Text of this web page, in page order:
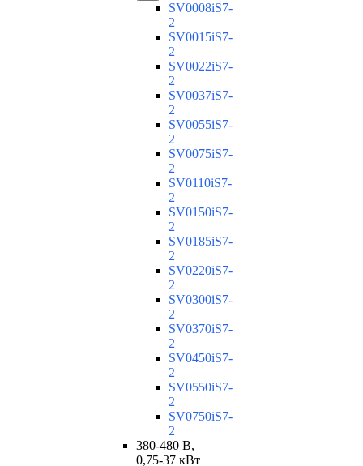
SV0008iS7-
2
SV0015iS7-
2
SV0022iS7-
2
SV0037iS7-
2
SV0055iS7-
2
SV0075iS7-
2
SV0110iS7-
2
SV0150iS7-
2
SV0185iS7-
2
SV0220iS7-
2
SV0300iS7-
2
SV0370iS7-
2
SV0450iS7-
2
SV0550iS7-
2
SV0750iS7-
2
380-480 В,
0,75-37 кВт